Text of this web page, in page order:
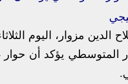
الدين مزوار، اليوم